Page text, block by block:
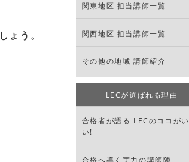
ょう。
関東地区 担当講師一覧
関西地区 担当講師一覧
その他の地域 講師紹介
LECが選ばれる理由
合格者が語る LECのココがい
い!
合格へ導く実力の講師陣